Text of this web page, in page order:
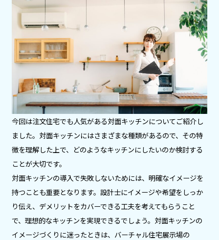
今回は注文住宅でも人気がある対面キッチンについてご紹介し
ました。対面キッチンにはさまざまな種類があるので、その特
徴を理解した上で、どのようなキッチンにしたいのか検討する
ことが大切です。
対面キッチンの導入で失敗しないためには、明確なイメージを
持つことも重要となります。設計士にイメージや希望をしっか
り伝え、デメリットをカバーできる工夫を考えてもらうこと
で、理想的なキッチンを実現できるでしょう。対面キッチンの
イメージづくりに迷ったときは、バーチャル住宅展示場の